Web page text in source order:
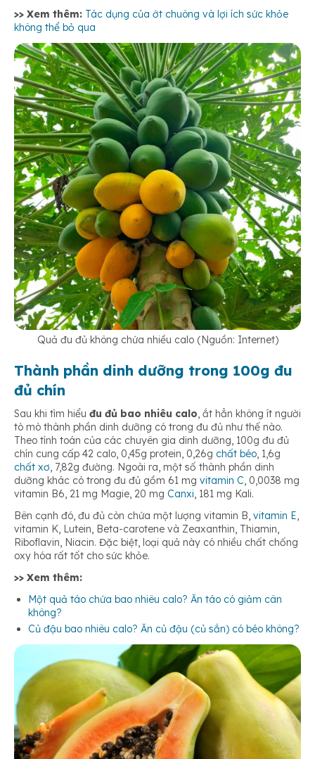
>> Xem thêm: Tác dụng của ớt chuông và lợi ích sức khỏe
không thể bỏ qua
Quả đu đủ không chứa nhiều calo (Nguồn: Internet)
Thành phần dinh dưỡng trong 100g đu
đủ chín
Sau khi tìm hiểu đu đủ bao nhiêu calo, ắt hẳn không ít người
tò mò thành phần dinh dưỡng có trong đu đủ như thế nào.
Theo tính toán của các chuyên gia dinh dưỡng, 100g đu đủ
chín cung cấp 42 calo, 0,45g protein, 0,26g chất béo, 1,6g
chất xơ, 7,82g đường. Ngoài ra, một số thành phần dinh
dưỡng khác có trong đu đủ gồm 61 mg vitamin C, 0,0038 mg
vitamin B6, 21 mg Magie, 20 mg Canxi, 181 mg Kali.
Bên cạnh đó, đu đủ còn chứa một lượng vitamin B, vitamin E,
vitamin K, Lutein, Beta-carotene và Zeaxanthin, Thiamin,
Riboflavin, Niacin. Đặc biệt, loại quả này có nhiều chất chống
oxy hóa rất tốt cho sức khỏe.
>> Xem thêm:
Một quả táo chứa bao nhiêu calo? Ăn táo có giảm cân
không?
Củ đậu bao nhiêu calo? Ăn củ đậu (củ sắn) có béo không?